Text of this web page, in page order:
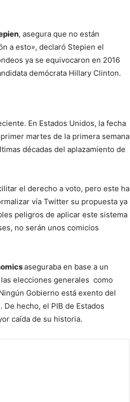
, asegura que no están
a esto», declaró Stepien el
ya se equivocaron en 2016
demócrata Hillary Clinton.
En Estados Unidos, la fecha
martes de la primera semana
décadas del aplazamiento de
el derecho a voto, pero este ha
vía Twitter su propuesta ya
peligros de aplicar este sistema
no serán unos comicios
aseguraba en base a un
elecciones generales como
Gobierno está exento del
hecho, el PIB de Estados
caída de su historia.